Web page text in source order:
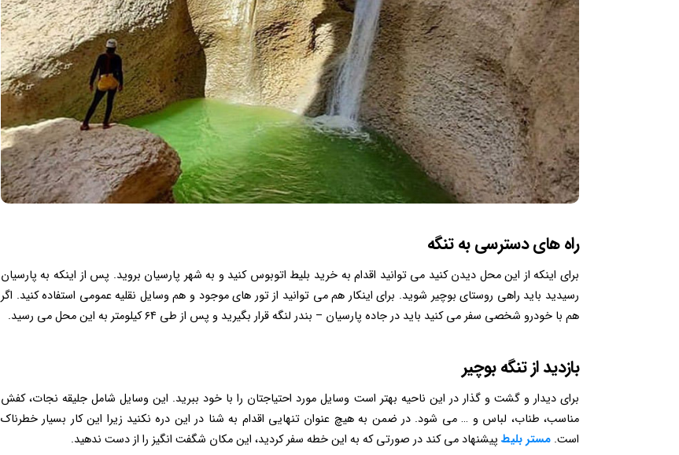
راه های دسترسی به تنگه
برای اینکه از این محل دیدن کنید می توانید اقدام به خرید بلیط اتوبوس کنید و به شهر پارسیان بروید. پس از اینکه به پارسیان
رسیدید باید راهی روستای بوچیر شوید. برای اینکار هم می توانید از تور های موجود و هم وسایل نقلیه عمومی استفاده کنید. اگر
هم با خودرو شخصی سفر می کنید باید در جاده پارسیان – بندر لنگه قرار بگیرید و پس از طی ۶۴ کیلومتر به این محل می رسید.
بازدید از تنگه بوچیر
برای دیدار و گشت و گذار در این ناحیه بهتر است وسایل مورد احتیاجتان را با خود ببرید. این وسایل شامل جلیقه نجات، کفش
مناسب، طناب، لباس و … می شود. در ضمن به هیچ عنوان تنهایی اقدام به شنا در این دره نکنید زیرا این کار بسیار خطرناک
است. مستر بلیط پیشنهاد می کند در صورتی که به این خطه سفر کردید، این مکان شگفت انگیز را از دست ندهید.